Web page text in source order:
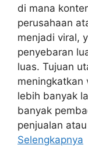
di mana
perusahaan
menjadi viral,
penyebaran
luas. Tujuan
meningkatkan
lebih banyak
banyak
penjualan
Selengkapnya